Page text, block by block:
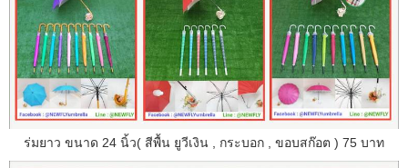
ร่มยาว ขนาด 24 นิ้ว( สีพื้น ยูวีเงิน , กระบอก , ขอบสก๊อต ) 75 บาท